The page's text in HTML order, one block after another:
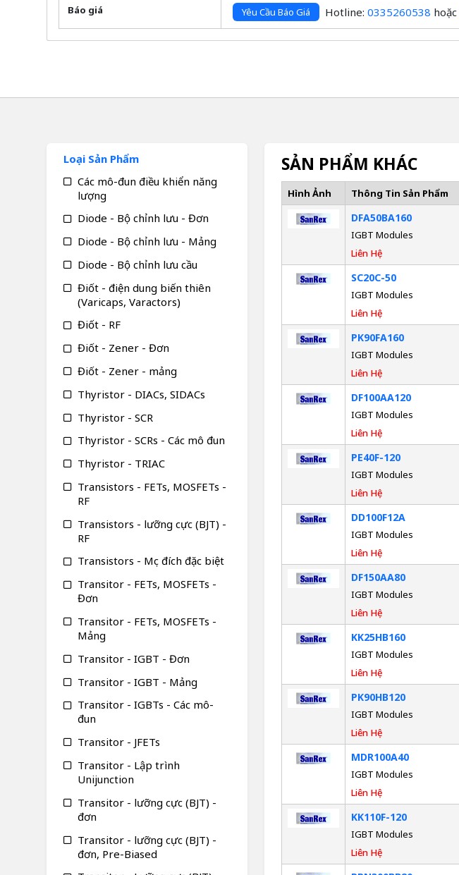
Báo giá Yêu Cầu Báo Giá Hotline: 0335260538 hoặc
SẢN PHẨM KHÁC
Hình Ảnh Thông Tin Sản Phẩm
DFA50BA160
IGBT Modules
Liên Hệ
SC20C-50
IGBT Modules
Liên Hệ
PK90FA160
IGBT Modules
Liên Hệ
DF100AA120
IGBT Modules
Liên Hệ
PE40F-120
IGBT Modules
Liên Hệ
DD100F12A
IGBT Modules
Liên Hệ
DF150AA80
IGBT Modules
Liên Hệ
KK25HB160
IGBT Modules
Liên Hệ
PK90HB120
IGBT Modules
Liên Hệ
MDR100A40
IGBT Modules
Liên Hệ
KK110F-120
IGBT Modules
Liên Hệ
Loại Sản Phẩm
Các mô-đun điều khiển năng
lượng
Diode - Bộ chỉnh lưu - Đơn
Diode - Bộ chỉnh lưu - Mảng
Diode - Bộ chỉnh lưu cầu
Điốt - điện dung biến thiên
(Varicaps, Varactors)
Điốt - RF
Điốt - Zener - Đơn
Điốt - Zener - mảng
Thyristor - DIACs, SIDACs
Thyristor - SCR
Thyristor - SCRs - Các mô đun
Thyristor - TRIAC
Transistors - FETs, MOSFETs -
RF
Transistors - lưỡng cực (BJT) -
RF
Transistors - Mục đích đặc biệt
Transitor - FETs, MOSFETs -
Đơn
Transitor - FETs, MOSFETs -
Mảng
Transitor - IGBT - Đơn
Transitor - IGBT - Mảng
Transitor - IGBTs - Các mô-
đun
Transitor - JFETs
Transitor - Lập trình
Unijunction
Transitor - lưỡng cực (BJT) -
đơn
Transitor - lưỡng cực (BJT) -
đơn, Pre-Biased